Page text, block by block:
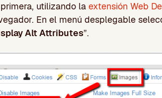
utilizando la extensión Web
En el menú desplegable
Alt Attributes”.